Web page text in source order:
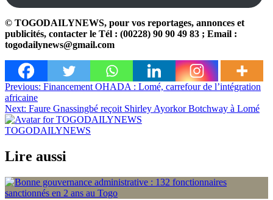
© TOGODAILYNEWS, pour vos reportages, annonces et
publicités, contacter le Tél : (00228) 90 90 49 83 ; Email :
togodailynews@gmail.com
Navigation
de
l’article
Previous: Financement OHADA : Lomé, carrefour de l’intégration
africaine
Next: Faure Gnassingbé reçoit Shirley Ayorkor Botchway à Lomé
TOGODAILYNEWS
Lire aussi